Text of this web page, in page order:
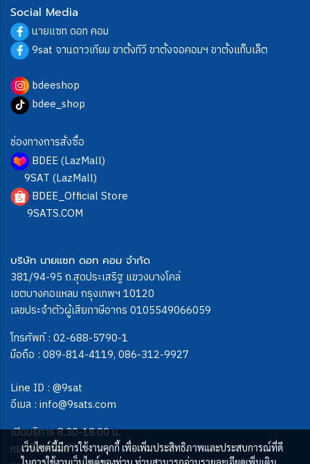
Social Media
นายแซท ดอท คอม
9sat จานดาวเทียม ขาตั้งทีวี ขาตั้งจอคอมฯ ขาตั้งแท็บเล็ต
bdeeshop
bdee_shop
ช่องทางการสั่งซื้อ
BDEE (LazMall)
9SAT (LazMall)
BDEE_Official Store
9SATS.COM
บริษัท นายแซท ดอท คอม จำกัด
381/94-95 ถ.สุดประเสริฐ แขวงบางโคล่
เขตบางคอแหลม กรุงเทพฯ 10120
เลขประจำตัวผู้เสียภาษีอากร 0105549066059
โทรศัพท์ : 02-688-5790-1
มือถือ : 089-814-4119, 086-312-9927
Line ID : @9sat
อีเมล : info@9sats.com
เปิดบริการ 8.30-18.00 น.
หยุดวันอาทิตย์
เว็บไซต์นี้มีการใช้งานคุกกี้ เพื่อเพิ่มประสิทธิภาพและประสบการณ์ที่ดี